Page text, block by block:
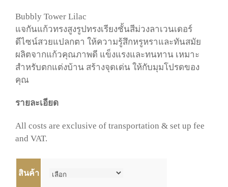
Bubbly Tower Lilac
แจกันแก้วทรงสูงรูปทรงเรียงชั้นสีม่วงลาเวนเดอร์
ดีไซน์สวยแปลกตา ให้ความรู้สึกหรูหราและทันสมัย
ผลิตจากแก้วคุณภาพดี แข็งแรงและทนทาน เหมาะ
สำหรับตกแต่งบ้าน สร้างจุดเด่น ให้กับมุมโปรดของ
คุณ
รายละเอียด
All costs are exclusive of transportation & set up fee
and VAT.
สินค้า